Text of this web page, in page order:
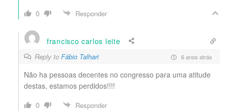
0
Responder
francisco carlos leite
Reply to Fábio Talhari 6 anos atrás
Não ha pessoas decentes no congresso para uma atitude
destas, estamos perdidos!!!!
0
Responder